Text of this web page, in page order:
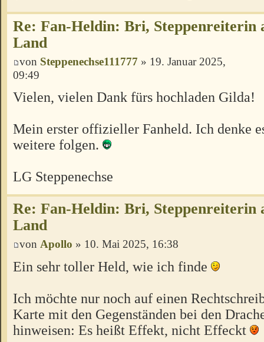
Re: Fan-Heldin: Bri, Steppenreiterin
Land
von Steppenechse111777 » 19. Januar 2025,
09:49
Vielen, vielen Dank fürs hochladen Gilda!
Mein erster offizieller Fanheld. Ich denke
weitere folgen.
LG Steppenechse
Re: Fan-Heldin: Bri, Steppenreiterin
Land
von Apollo » 10. Mai 2025, 16:38
Ein sehr toller Held, wie ich finde
Ich möchte nur noch auf einen
Karte mit den Gegenständen bei den
hinweisen: Es heißt Effekt, nicht Effeckt